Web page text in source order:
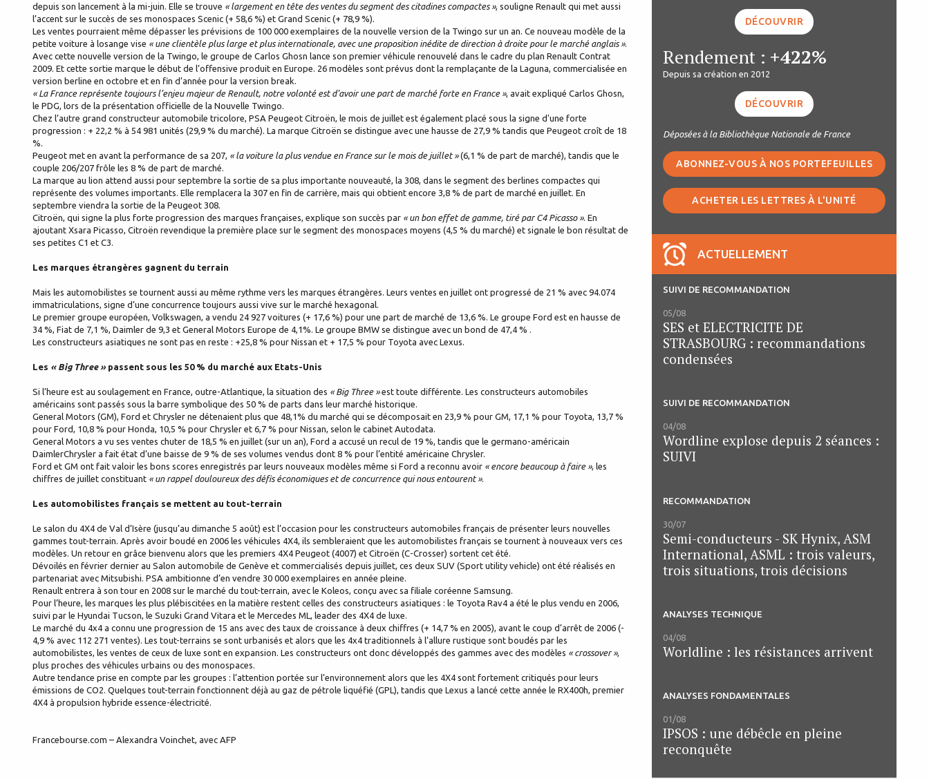
depuis son lancement à la mi-juin. Elle se trouve « largement en tête des ventes du segment des citadines compactes », souligne Renault qui met aussi
l’accent sur le succès de ses monospaces Scenic (+ 58,6 %) et Grand Scenic (+ 78,9 %).
Les ventes pourraient même dépasser les prévisions de 100 000 exemplaires de la nouvelle version de la Twingo sur un an. Ce nouveau modèle de la
petite voiture à losange vise « une clientèle plus large et plus internationale, avec une proposition inédite de direction à droite pour le marché anglais ».
Avec cette nouvelle version de la Twingo, le groupe de Carlos Ghosn lance son premier véhicule renouvelé dans le cadre du plan Renault Contrat
2009. Et cette sortie marque le début de l’offensive produit en Europe. 26 modèles sont prévus dont la remplaçante de la Laguna, commercialisée en
version berline en octobre et en fin d’année pour la version break.
« La France représente toujours l’enjeu majeur de Renault, notre volonté est d'avoir une part de marché forte en France », avait expliqué Carlos Ghosn,
le PDG, lors de la présentation officielle de la Nouvelle Twingo.
Chez l’autre grand constructeur automobile tricolore, PSA Peugeot Citroën, le mois de juillet est également placé sous la signe d'une forte
progression : + 22,2 % à 54 981 unités (29,9 % du marché). La marque Citroën se distingue avec une hausse de 27,9 % tandis que Peugeot croît de 18
%.
Peugeot met en avant la performance de sa 207, « la voiture la plus vendue en France sur le mois de juillet »(6,1 % de part de marché), tandis que le
couple 206/207 frôle les 8 % de part de marché.
La marque au lion attend aussi pour septembre la sortie de sa plus importante nouveauté, la 308, dans le segment des berlines compactes qui
représente des volumes importants. Elle remplacera la 307 en fin de carrière, mais qui obtient encore 3,8 % de part de marché en juillet. En
septembre viendra la sortie de la Peugeot 308.
Citroën, qui signe la plus forte progression des marques françaises, explique son succès par « un bon effet de gamme, tiré par C4 Picasso ». En
ajoutant Xsara Picasso, Citroën revendique la première place sur le segment des monospaces moyens (4,5 % du marché) et signale le bon résultat de
ses petites C1 et C3.
Les marques étrangères gagnent du terrain
Mais les automobilistes se tournent aussi au même rythme vers les marques étrangères. Leurs ventes en juillet ont progressé de 21 % avec 94.074
immatriculations, signe d’une concurrence toujours aussi vive sur le marché hexagonal.
Le premier groupe européen, Volkswagen, a vendu 24 927 voitures (+ 17,6 %) pour une part de marché de 13,6 %. Le groupe Ford est en hausse de
34 %, Fiat de 7,1 %, Daimler de 9,3 et General Motors Europe de 4,1%. Le groupe BMW se distingue avec un bond de 47,4 % .
Les constructeurs asiatiques ne sont pas en reste : +25,8 % pour Nissan et + 17,5 % pour Toyota avec Lexus.
Les « Big Three »passent sous les 50 % du marché aux Etats-Unis
Si l’heure est au soulagement en France, outre-Atlantique, la situation des « Big Three »est toute différente. Les constructeurs automobiles
américains sont passés sous la barre symbolique des 50 % de parts dans leur marché historique.
General Motors (GM), Ford et Chrysler ne détenaient plus que 48,1% du marché qui se décomposait en 23,9 % pour GM, 17,1 % pour Toyota, 13,7 %
pour Ford, 10,8 % pour Honda, 10,5 % pour Chrysler et 6,7 % pour Nissan, selon le cabinet Autodata.
General Motors a vu ses ventes chuter de 18,5 % en juillet (sur un an), Ford a accusé un recul de 19 %, tandis que le germano-américain
DaimlerChrysler a fait état d’une baisse de 9 % de ses volumes vendus dont 8 % pour l’entité américaine Chrysler.
Ford et GM ont fait valoir les bons scores enregistrés par leurs nouveaux modèles même si Ford a reconnu avoir « encore beaucoup à faire », les
chiffres de juillet constituant « un rappel douloureux des défis économiques et de concurrence qui nous entourent ».
Les automobilistes français se mettent au tout-terrain
Le salon du 4X4 de Val d’Isère (jusqu’au dimanche 5 août) est l’occasion pour les constructeurs automobiles français de présenter leurs nouvelles
gammes tout-terrain. Après avoir boudé en 2006 les véhicules 4X4, ils sembleraient que les automobilistes français se tournent à nouveaux vers ces
modèles. Un retour en grâce bienvenu alors que les premiers 4X4 Peugeot (4007) et Citroën (C-Crosser) sortent cet été.
Dévoilés en février dernier au Salon automobile de Genève et commercialisés depuis juillet, ces deux SUV (Sport utility vehicle) ont été réalisés en
partenariat avec Mitsubishi. PSA ambitionne d’en vendre 30 000 exemplaires en année pleine.
Renault entrera à son tour en 2008 sur le marché du tout-terrain, avec le Koleos, conçu avec sa filiale coréenne Samsung.
Pour l’heure, les marques les plus plébiscitées en la matière restent celles des constructeurs asiatiques : le Toyota Rav4 a été le plus vendu en 2006,
suivi par le Hyundai Tucson, le Suzuki Grand Vitara et le Mercedes ML, leader des 4X4 de luxe.
Le marché du 4x4 a connu une progression de 15 ans avec des taux de croissance à deux chiffres (+ 14,7 % en 2005), avant le coup d’arrêt de 2006 (-
4,9 % avec 112 271 ventes). Les tout-terrains se sont urbanisés et alors que les 4x4 traditionnels à l’allure rustique sont boudés par les
automobilistes, les ventes de ceux de luxe sont en expansion. Les constructeurs ont donc développés des gammes avec des modèles « crossover »,
plus proches des véhicules urbains ou des monospaces.
Autre tendance prise en compte par les groupes : l’attention portée sur l’environnement alors que les 4X4 sont fortement critiqués pour leurs
émissions de CO2. Quelques tout-terrain fonctionnent déjà au gaz de pétrole liquéfié (GPL), tandis que Lexus a lancé cette année le RX400h, premier
4X4 à propulsion hybride essence-électricité.
Francebourse.com – Alexandra Voinchet, avec AFP
DÉCOUVRIR
Rendement : +422%
Depuis sa création en 2012
DÉCOUVRIR
Déposées à la Bibliothèque Nationale de France
ABONNEZ-VOUS À NOS PORTEFEUILLES
ACHETER LES LETTRES À L'UNITÉ
ACTUELLEMENT
SUIVI DE RECOMMANDATION
05/08
SES et ELECTRICITE DE
STRASBOURG : recommandations
condensées
SUIVI DE RECOMMANDATION
04/08
Wordline explose depuis 2 séances :
SUIVI
RECOMMANDATION
30/07
Semi-conducteurs - SK Hynix, ASM
International, ASML : trois valeurs,
trois situations, trois décisions
ANALYSES TECHNIQUE
04/08
Worldline : les résistances arrivent
ANALYSES FONDAMENTALES
01/08
IPSOS : une débêcle en pleine
reconquête